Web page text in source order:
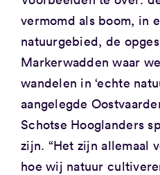
vermomd als boom, in
natuurgebied, de
Markerwadden waar
wandelen in ‘echte
aangelegde
Schotse Hooglanders
zijn. “Het zijn allemaal
hoe wij natuur